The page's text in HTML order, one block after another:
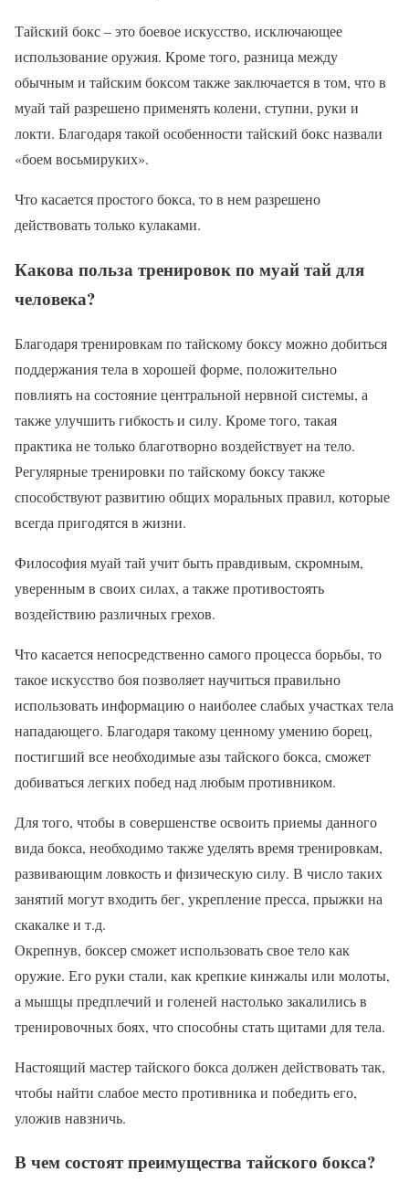
Тайский бокс – это боевое искусство, исключающее
использование оружия. Кроме того, разница между
обычным и тайским боксом также заключается в том, что в
муай тай разрешено применять колени, ступни, руки и
локти. Благодаря такой особенности тайский бокс назвали
«боем восьмируких».
Что касается простого бокса, то в нем разрешено
действовать только кулаками.
Какова польза тренировок по муай тай для
человека?
Благодаря тренировкам по тайскому боксу можно добиться
поддержания тела в хорошей форме, положительно
повлиять на состояние центральной нервной системы, а
также улучшить гибкость и силу. Кроме того, такая
практика не только благотворно воздействует на тело.
Регулярные тренировки по тайскому боксу также
способствуют развитию общих моральных правил, которые
всегда пригодятся в жизни.
Философия муай тай учит быть правдивым, скромным,
уверенным в своих силах, а также противостоять
воздействию различных грехов.
Что касается непосредственно самого процесса борьбы, то
такое искусство боя позволяет научиться правильно
использовать информацию о наиболее слабых участках тела
нападающего. Благодаря такому ценному умению борец,
постигший все необходимые азы тайского бокса, сможет
добиваться легких побед над любым противником.
Для того, чтобы в совершенстве освоить приемы данного
вида бокса, необходимо также уделять время тренировкам,
развивающим ловкость и физическую силу. В число таких
занятий могут входить бег, укрепление пресса, прыжки на
скакалке и т.д.
Окрепнув, боксер сможет использовать свое тело как
оружие. Его руки стали, как крепкие кинжалы или молоты,
а мышцы предплечий и голеней настолько закалились в
тренировочных боях, что способны стать щитами для тела.
Настоящий мастер тайского бокса должен действовать так,
чтобы найти слабое место противника и победить его,
уложив навзничь.
В чем состоят преимущества тайского бокса?